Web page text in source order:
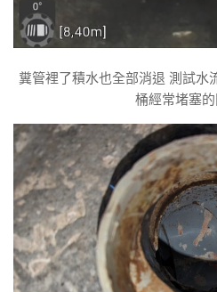
糞管裡了積水也全部消退 測試水
桶經常堵塞